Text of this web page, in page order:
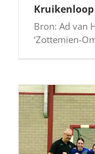
Bron: Ad van
‘Zottemien-